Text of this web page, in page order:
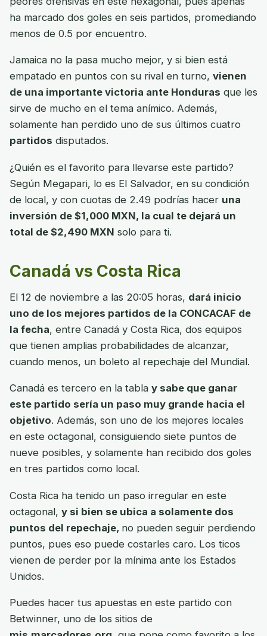
ha marcado dos goles en seis partidos, promediando
menos de 0.5 por encuentro.
Jamaica no la pasa mucho mejor, y si bien está
empatado en puntos con su rival en turno, vienen
de una importante victoria ante Honduras que les
sirve de mucho en el tema anímico. Además,
solamente han perdido uno de sus últimos cuatro
partidos disputados.
¿Quién es el favorito para llevarse este partido?
Según Megapari, lo es El Salvador, en su condición
de local, y con cuotas de 2.49 podrías hacer una
inversión de $1,000 MXN, la cual te dejará un
total de $2,490 MXN solo para ti.
Canadá vs Costa Rica
El 12 de noviembre a las 20:05 horas, dará inicio
uno de los mejores partidos de la CONCACAF de
la fecha, entre Canadá y Costa Rica, dos equipos
que tienen amplias probabilidades de alcanzar,
cuando menos, un boleto al repechaje del Mundial.
Canadá es tercero en la tabla y sabe que ganar
este partido sería un paso muy grande hacia el
objetivo. Además, son uno de los mejores locales
en este octagonal, consiguiendo siete puntos de
nueve posibles, y solamente han recibido dos goles
en tres partidos como local.
Costa Rica ha tenido un paso irregular en este
octagonal, y si bien se ubica a solamente dos
puntos del repechaje, no pueden seguir perdiendo
puntos, pues eso puede costarles caro. Los ticos
vienen de perder por la mínima ante los Estados
Unidos.
Puedes hacer tus apuestas en este partido con
Betwinner, uno de los sitios de